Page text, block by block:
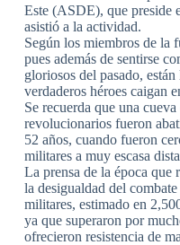
Este (ASDE), que preside
asistió a la actividad.
Según los miembros de la
pues además de sentirse
gloriosos del pasado,
verdaderos héroes caigan
Se recuerda que una
revolucionarios fueron
52 años, cuando fueron
militares a muy escasa
La prensa de la época que
la desigualdad del
militares, estimado en
ya que superaron por
ofrecieron resistencia de